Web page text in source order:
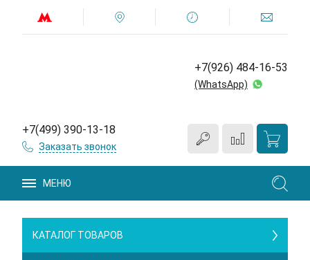
+7(926) 484-16-53
(WhatsApp)
+7(499) 390-13-18
Заказать звонок
МЕНЮ
КАТАЛОГ ТОВАРОВ